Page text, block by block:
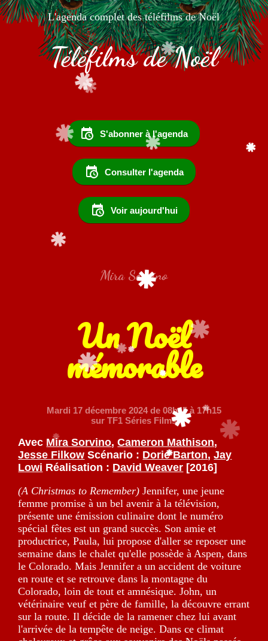
L'agenda complet des téléfilms de Noël
Téléfilms de Noël
S'abonner à l'agenda
Consulter l'agenda
Voir aujourd'hui
Mira Sorvino
Un Noël
mémorable
Mardi 17 décembre 2024de 08h45 à 17h15
sur TF1 Séries Films
Avec Mira Sorvino,Cameron Mathison,
Jesse Filkow Scénario : Dorie Barton,Jay
Lowi Réalisation : David Weaver [2016]
(A Christmas to Remember) Jennifer, une jeune
femme promise à un bel avenir à la télévision,
présente une émission culinaire dont le numéro
spécial fêtes est un grand succès. Son amie et
productrice, Paula, lui propose d'aller se reposer une
semaine dans le chalet qu'elle possède à Aspen, dans
le Colorado. Mais Jennifer a un accident de voiture
en route et se retrouve dans la montagne du
Colorado, loin de tout et amnésique. John, un
vétérinaire veuf et père de famille, la découvre errant
sur la route. Il décide de la ramener chez lui avant
l'arrivée de la tempête de neige. Dans ce climat